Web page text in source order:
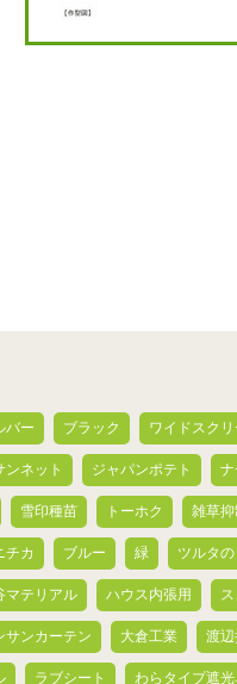
バー ブラック ワイドスク
ンネット ジャパンポテト
雪印種苗 トーホク 雑草
チカ ブルー 緑 ツルタ
マテリアル ハウス内張用
サンカーテン 大倉工業 渡
ラブシート わらタイプ遮